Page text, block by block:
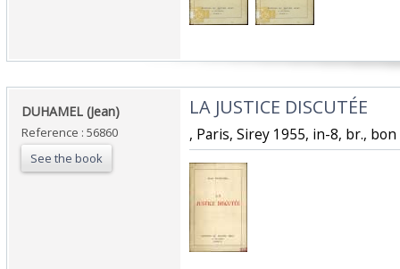
‎DUHAMEL (Jean)‎
Reference : 56860
See the book
‎LA JUSTICE DISCUTÉE‎
‎, Paris, Sirey 1955, in-8, br.,